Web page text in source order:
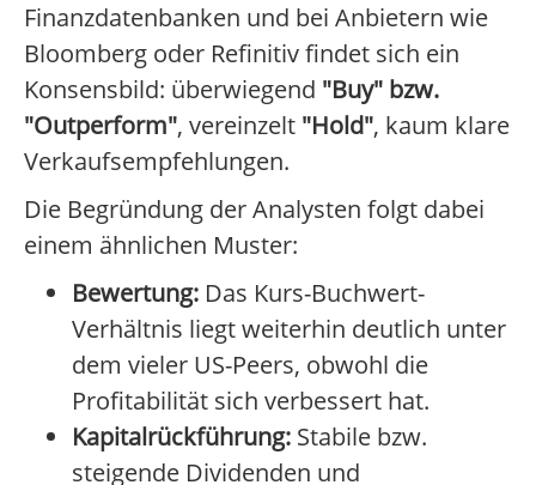
Finanzdatenbanken und bei Anbietern wie
Bloomberg oder Refinitiv findet sich ein
Konsensbild: überwiegend "Buy" bzw.
"Outperform", vereinzelt "Hold", kaum klare
Verkaufsempfehlungen.
Die Begründung der Analysten folgt dabei
einem ähnlichen Muster:
Bewertung: Das Kurs-Buchwert-
Verhältnis liegt weiterhin deutlich unter
dem vieler US-Peers, obwohl die
Profitabilität sich verbessert hat.
Kapitalrückführung: Stabile bzw.
steigende Dividenden und